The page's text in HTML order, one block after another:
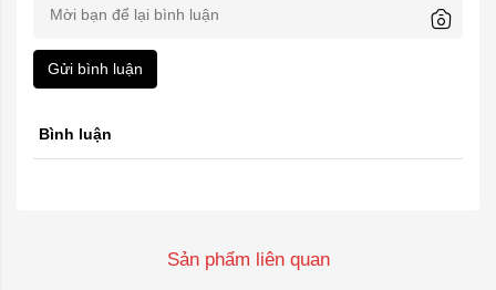
Gửi bình luận
Bình luận
Sản phẩm liên quan